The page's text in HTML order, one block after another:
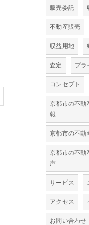
販売委託
不動産販売
収益用地
査定 プラ
コンセプト
京都市の不動
報
京都市の不動
京都市の不動
声
サービス
アクセス
お問い合わせ